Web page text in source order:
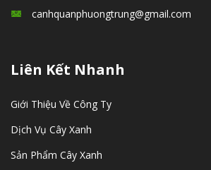
canhquanphuongtrung@gmail.com
Liên Kết Nhanh
Giới Thiệu Về Công Ty
Dịch Vụ Cây Xanh
Sản Phẩm Cây Xanh